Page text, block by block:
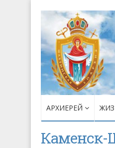
АРХИЕРЕЙ
Каменск-